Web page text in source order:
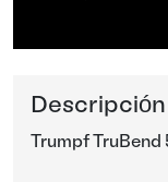
Descripción
Trumpf